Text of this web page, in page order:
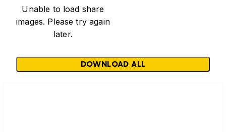
Unable to load share
images. Please try again
later.
DOWNLOAD ALL